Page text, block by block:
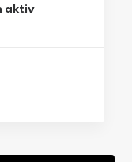
aktiv